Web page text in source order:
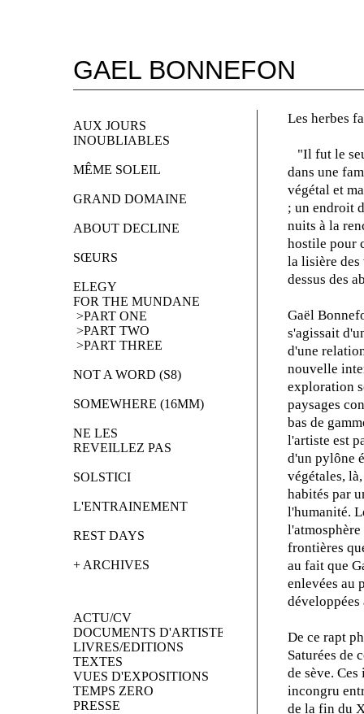
GAEL BONNEFON
AUX JOURS
INOUBLIABLES
MÊME SOLEIL
GRAND DOMAINE
ABOUT DECLINE
SŒURS
ELEGY
FOR THE MUNDANE
>PART ONE
>PART TWO
>PART THREE
NOT A WORD (S8)
SOMEWHERE (16MM)
NE LES
REVEILLEZ PAS
SOLSTICI
L'ENTRAINEMENT
REST DAYS
+ ARCHIVES
ACTU/CV
DOCUMENTS D'ARTISTES
LIVRES/EDITIONS
TEXTES
VUES D'EXPOSITIONS
TEMPS ZERO
PRESSE
Les herbes
"Il fut le
dans une
végétal et
; un endroit
nuits à la
hostile pour
la lisière des
dessus des
Gaël
s'agissait
d'une
nouvelle
exploration
paysages
bas de
l'artiste est
d'un pylône
végétales,
habités par
l'humanité.
frontières
au fait que
enlevées au
développées
De ce rapt
Saturées de
de sève.
incongru
de la fin du